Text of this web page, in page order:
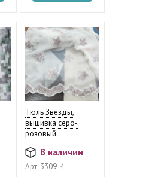
Тюль Звезды,
вышивка серо-
розовый
В наличии
Арт.3309-4